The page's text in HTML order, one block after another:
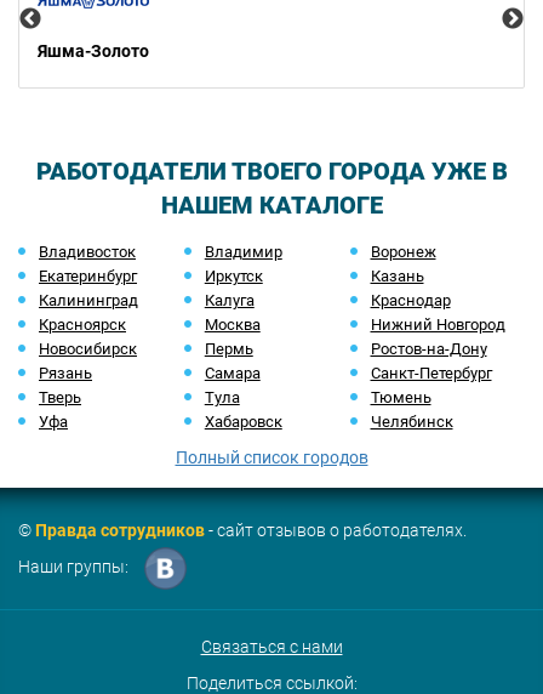
Яшма-Золото
РАБОТОДАТЕЛИ ТВОЕГО ГОРОДА УЖЕ В
НАШЕМ КАТАЛОГЕ
Владивосток Владимир
Воронеж
Екатеринбург
Иркутск
Казань
Калининград
Калуга
Краснодар
Красноярск
Москва
Нижний Новгород
Новосибирск
Пермь
Ростов-на-Дону
Рязань
Самара
Санкт-Петербург
Тверь
Тула
Тюмень
Уфа
Хабаровск Челябинск
Полный список городов
©Правда сотрудников- сайт отзывов о работодателях.
Наши группы:
Связаться с нами
Поделиться ссылкой: